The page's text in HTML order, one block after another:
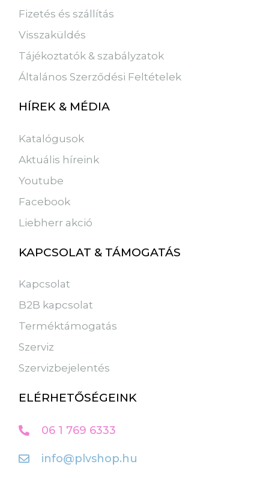
Fizetés és szállítás
Visszaküldés
Tájékoztatók & szabályzatok
Általános Szerződési Feltételek
HÍREK & MÉDIA
Katalógusok
Aktuális híreink
Youtube
Facebook
Liebherr akció
KAPCSOLAT & TÁMOGATÁS
Kapcsolat
B2B kapcsolat
Terméktámogatás
Szerviz
Szervizbejelentés
ELÉRHETŐSÉGEINK
06 1 769 6333
info@plvshop.hu